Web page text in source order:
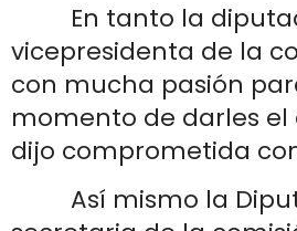
En tanto la
vicepresidenta de la
con mucha pasión
momento de darles el
dijo comprometida
Así mismo la